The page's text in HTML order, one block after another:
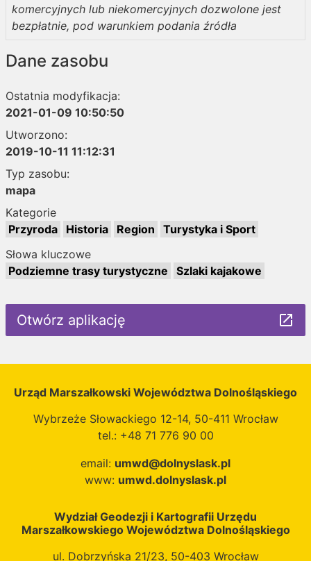
komercyjnych lub niekomercyjnych dozwolone jest
bezpłatnie, pod warunkiem podania źródła
Dane zasobu
Ostatnia modyfikacja:
2021-01-09 10:50:50
Utworzono:
2019-10-11 11:12:31
Typ zasobu:
mapa
Kategorie
Przyroda
Historia Region
Turystyka i Sport
Słowa kluczowe
Podziemne trasy turystyczne
Szlaki kajakowe
Otwórz aplikację launch
Urząd Marszałkowski Województwa Dolnośląskiego
Wybrzeże Słowackiego 12-14, 50-411 Wrocław
tel.: +48 71 776 90 00
email: umwd@dolnyslask.pl
www: umwd.dolnyslask.pl
Wydział Geodezji i Kartografii Urzędu
Marszałkowskiego Województwa Dolnośląskiego
ul. Dobrzyńska 21/23, 50-403 Wrocław